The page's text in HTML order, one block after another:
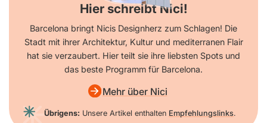
Hier schreibt Nici!
Barcelona bringt Nicis Designherz zum Schlagen! Die
Stadt mit ihrer Architektur, Kultur und mediterranen Flair
hat sie verzaubert. Hier teilt sie ihre liebsten Spots und
das beste Programm für Barcelona.
Mehr über Nici
Übrigens: Unsere Artikel enthalten Empfehlungslinks.